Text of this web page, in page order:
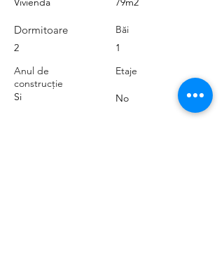
Dormitoare
2
Anul de
construcție
Si
Băi
1
Etaje
No